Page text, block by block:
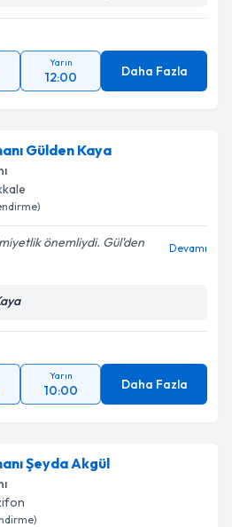
Yarın
12:00 Daha Fazla
Gülden Kaya
önemliydi. Gül'den
Devamı
Yarın
10:00 Daha Fazla
Şeyda Akgül